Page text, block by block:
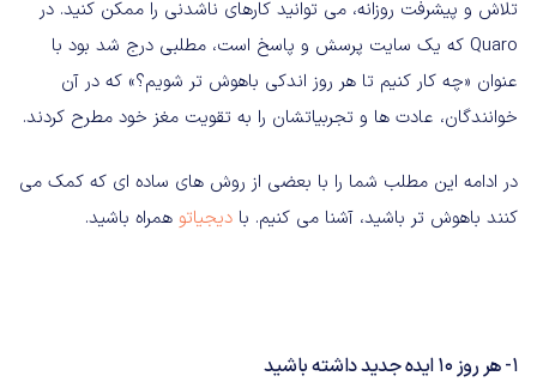
تلاش و پیشرفت روزانه، می توانید کارهای ناشدنی را ممکن کنید. در
Quaro که یک سایت پرسش و پاسخ است، مطلبی درج شد بود با
عنوان «چه کار کنیم تا هر روز اندکی باهوش تر شویم؟» که در آن
خوانندگان، عادت ها و تجربیاتشان را به تقویت مغز خود مطرح کردند.
در ادامه این مطلب شما را با بعضی از روش های ساده ای که کمک می
کنند باهوش تر باشید، آشنا می کنیم. با دیجیاتو همراه باشید.
1- هر روز 10 ایده جدید داشته باشید